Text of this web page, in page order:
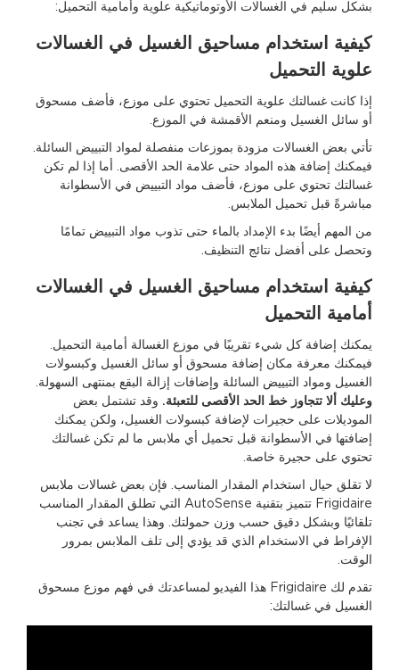
بشكل سليم في الغسالات الأوتوماتيكية علوية وأمامية التحميل:
كيفية استخدام مساحيق الغسيل في الغسالات
علوية التحميل
إذا كانت غسالتك علوية التحميل تحتوي على موزع، فأضف مسحوق
أو سائل الغسيل ومنعم الأقمشة في الموزع.
تأتي بعض الغسالات مزودة بموزعات منفصلة لمواد التبييض السائلة.
فيمكنك إضافة هذه المواد حتى علامة الحد الأقصى. أما إذا لم تكن
غسالتك تحتوي على موزع، فأضف مواد التبييض في الأسطوانة
مباشرةً قبل تحميل الملابس.
من المهم أيضًا بدء الإمداد بالماء حتى تذوب مواد التبييض تمامًا
وتحصل على أفضل نتائج التنظيف.
كيفية استخدام مساحيق الغسيل في الغسالات
أمامية التحميل
يمكنك إضافة كل شيء تقريبًا في موزع الغسالة أمامية التحميل.
فيمكنك معرفة مكان إضافة مسحوق أو سائل الغسيل وكبسولات
الغسيل ومواد التبييض السائلة وإضافات إزالة البقع بمنتهى السهولة.
وعليك ألا تتجاوز خط الحد الأقصى للتعبئة. وقد تشتمل بعض
الموديلات على حجيرات لإضافة كبسولات الغسيل، ولكن يمكنك
إضافتها في الأسطوانة قبل تحميل أي ملابس ما لم تكن غسالتك
تحتوي على حجيرة خاصة.
لا تقلق حيال استخدام المقدار المناسب. فإن بعض غسالات ملابس
Frigidaire تتميز بتقنية AutoSense التي تطلق المقدار المناسب
تلقائيًا وبشكل دقيق حسب وزن حمولتك. وهذا يساعد في تجنب
الإفراط في الاستخدام الذي قد يؤدي إلى تلف الملابس بمرور
الوقت.
تقدم لك Frigidaire هذا الفيديو لمساعدتك في فهم موزع مسحوق
الغسيل في غسالتك: